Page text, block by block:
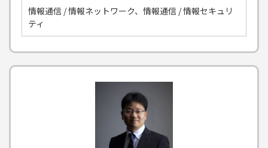
情報通信 / 情報ネットワーク、情報通信 / 情報セキュリ
ティ